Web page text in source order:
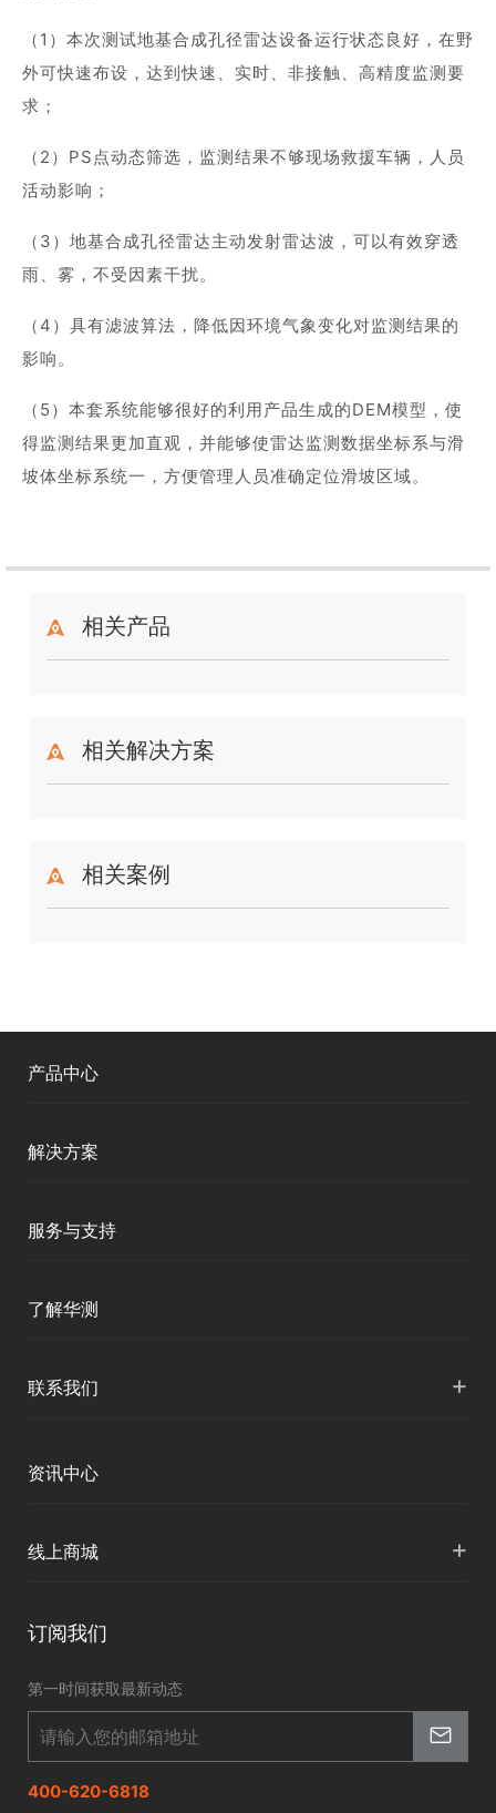
（1）本次测试地基合成孔径雷达设备运行状态良好，在野
外可快速布设，达到快速、实时、非接触、高精度监测要
求；
（2）PS点动态筛选，监测结果不够现场救援车辆，人员
活动影响；
（3）地基合成孔径雷达主动发射雷达波，可以有效穿透
雨、雾，不受因素干扰。
（4）具有滤波算法，降低因环境气象变化对监测结果的
影响。
（5）本套系统能够很好的利用产品生成的DEM模型，使
得监测结果更加直观，并能够使雷达监测数据坐标系与滑
坡体坐标系统一，方便管理人员准确定位滑坡区域。
相关产品
相关解决方案
相关案例
产品中心
海洋测绘
精准农业
数字施工
解决方案
地灾监测
智慧交通
智慧海洋
智慧农业
智慧林草
服务与支持
了解华测
投资者关系
联系我们 +
申请成为伙伴
资讯中心
线上商城 +
订阅我们
第一时间获取最新动态
400-620-6818